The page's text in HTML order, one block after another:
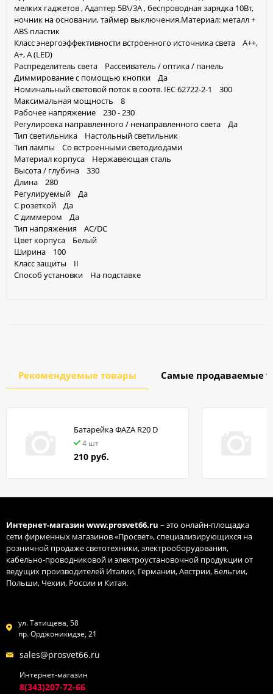
мелких гаджетов , Адаптер 5В\/3А , беспроводная зарядка 10Вт,
ночник на основании, таймер выключения,Материал: металл +
ABS пластик
Класс энергоэффективности встроенного источника света A++,
A+, A (LED)
Распределитель света Рассеиватель / оптика / панель
Диммирование с помощью кнопки Да
Номинальный световой поток в соотв. IEC 62722-2-1 300
Максимальная мощность 8
Рабочее напряжение 230 - 230
Регулировка направленного / ненаправленного света Да
Тип светильника Настольный светильник
Тип лампы Со встроенными светодиодами
Материал корпуса Нержавеющая сталь
Высота / глубина 330
Длина 280
Регулируемый Да
С розеткой Да
С диммером Да
Тип напряжения AC/DC
Цвет корпуса Белый
Ширина 100
Класс защиты II
Способ установки На подставке
Рекомендуемые товары Самые продаваемые
Батарейка ФАZA R20 D
4 шт
210 руб.
Интернет-магазин www.prosvet66.ru – это онлайн-площадка
сети фирменных магазинов «Просвет», специализирующихся на
розничной продаже светотехники, электрооборудования,
кабельно-проводниковой и электроустановочной продукции от
ведущих производителей Италии, Германии, Австрии, Бельгии,
Польши, Чехии, России и Китая.
ул. Татищева, 58
пр. Орджоникидзе, 21
sales@prosvet66.ru
Интернет-магазин
8(343)207-72-66